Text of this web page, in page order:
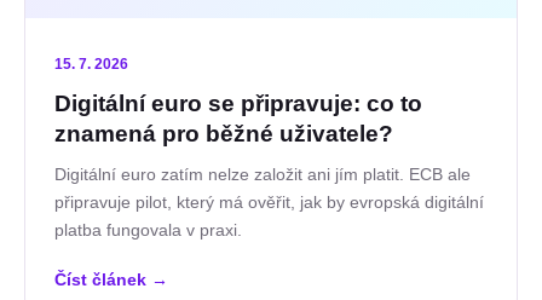
15. 7. 2026
Digitální euro se připravuje: co to
znamená pro běžné uživatele?
Digitální euro zatím nelze založit ani jím platit. ECB ale
připravuje pilot, který má ověřit, jak by evropská digitální
platba fungovala v praxi.
Číst článek →